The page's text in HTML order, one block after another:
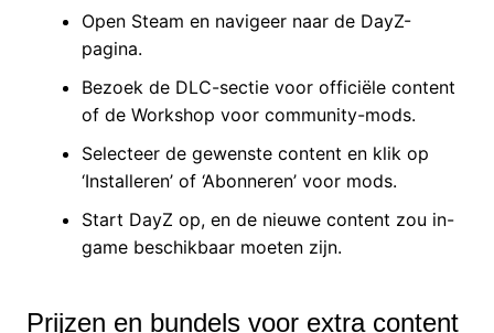
Open Steam en navigeer naar de DayZ-
pagina.
Bezoek de DLC-sectie voor officiële content
of de Workshop voor community-mods.
Selecteer de gewenste content en klik op
‘Installeren’ of ‘Abonneren’ voor mods.
Start DayZ op, en de nieuwe content zou in-
game beschikbaar moeten zijn.
Prijzen en bundels voor extra content